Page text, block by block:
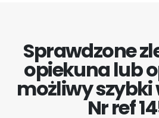
Sprawdzone
opiekuna lub
możliwy
Nr ref